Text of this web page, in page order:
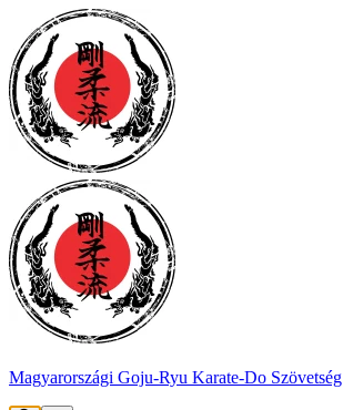
Magyarországi Goju-Ryu Karate-Do Szövetség